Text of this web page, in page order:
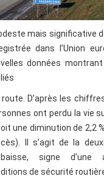
mais significative
dans l’Union
données
D’après les
ont perdu la vie
une diminution de 2,2
Il s’agit de la
signe d’une
de sécurité